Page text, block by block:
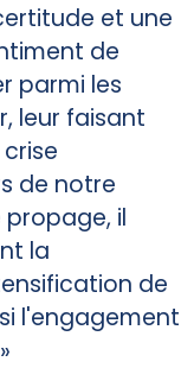
et une
de
parmi les
leur faisant
de notre
propage, il
la
de
l'engagement